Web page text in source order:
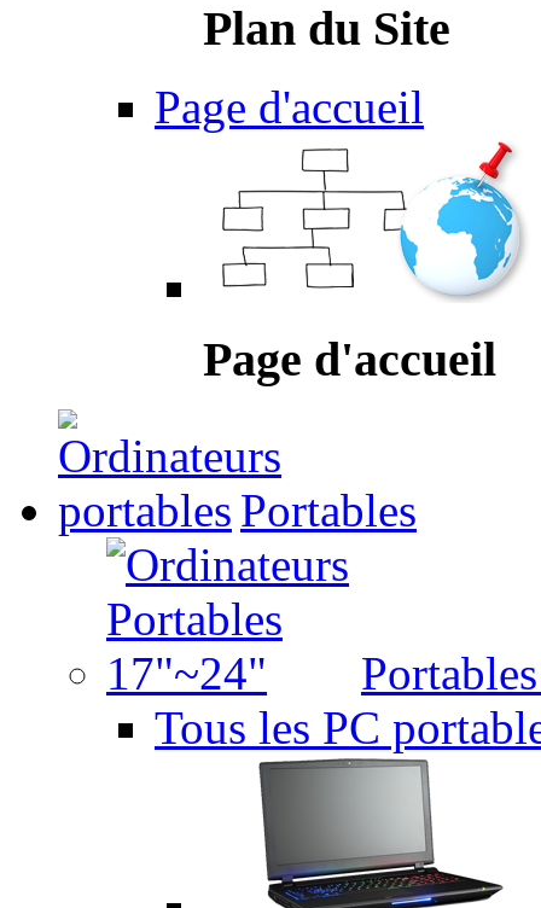
Plan du Site
Page d'accueil
Page d'accueil
Portables
Tous les PC